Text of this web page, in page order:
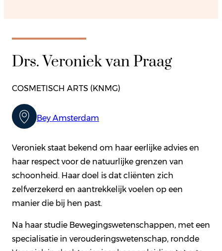
Drs. Veroniek van Praag
COSMETISCH ARTS (KNMG)
Bey Amsterdam
Veroniek staat bekend om haar eerlijke advies en
haar respect voor de natuurlijke grenzen van
schoonheid. Haar doel is dat cliënten zich
zelfverzekerd en aantrekkelijk voelen op een
manier die bij hen past.
Na haar studie Bewegingswetenschappen, met een
specialisatie in verouderingswetenschap, rondde